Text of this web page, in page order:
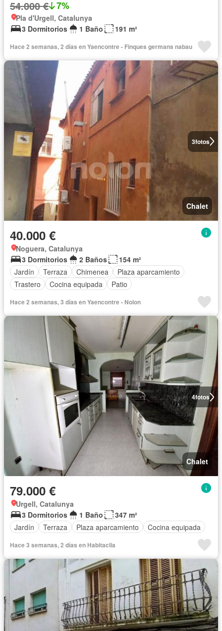
54.000 € 7%
Pla d'Urgell, Catalunya
3 Dormitorios
1 Baño 191 m²
Hace 2 semanas, 2 días en Yaencontre - Finques germans nabau
3fotos
Chalet
40.000 €
Noguera, Catalunya
3 Dormitorios
2 Baños
154 m²
Jardín
Terraza Chimenea
Plaza aparcamiento
Trastero
Cocina equipada Patio
Hace 2 semanas, 3 días en Yaencontre - Nolon
4fotos
Chalet
79.000 €
Urgell, Catalunya
3 Dormitorios
1 Baño
347 m²
Jardín
Terraza Plaza aparcamiento Cocina equipada
Hace 3 semanas, 2 días en Habitaclia